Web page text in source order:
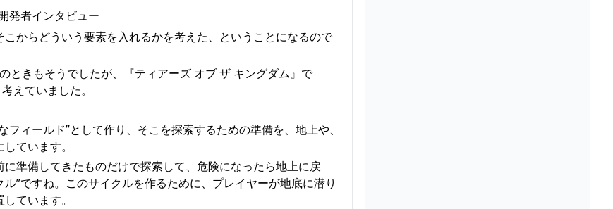
からどういう要素を入れるかを考えた、ということになるので
ときもそうでしたが、『ティアーズ オブ ザ キングダム』で
えていました。
ィールド”として作り、そこを探索するための準備を、地上や、
ています。
準備してきたものだけで探索して、危険になったら地上に戻
”ですね。このサイクルを作るために、プレイヤーが地底に潜り
ています。